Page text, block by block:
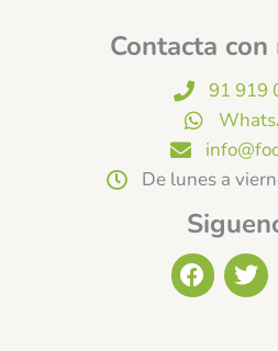
Contacta
91 919
De lunes a
F
a
T
w